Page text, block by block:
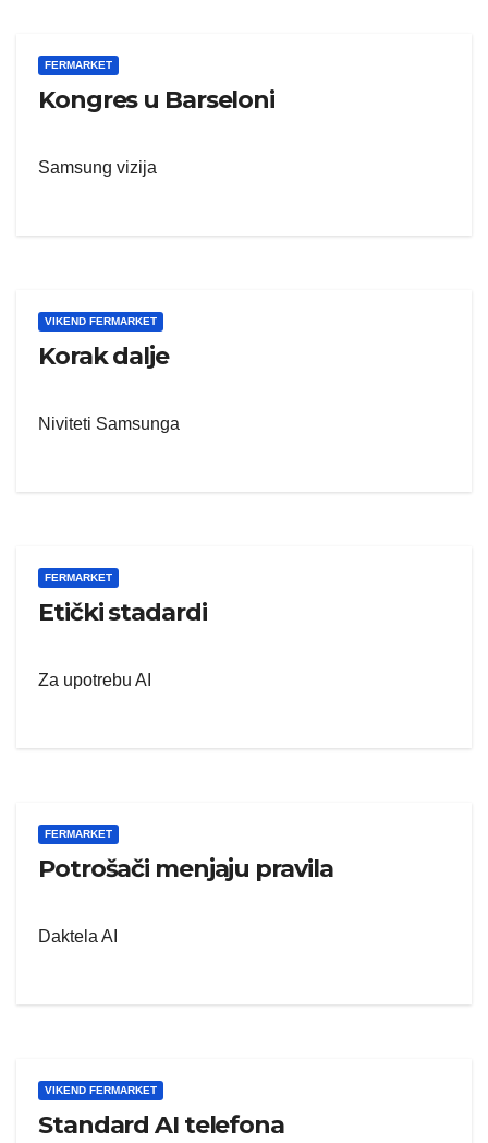
FERMARKET
Kongres u Barseloni
Samsung vizija
VIKEND FERMARKET
Korak dalje
Niviteti Samsunga
FERMARKET
Etički stadardi
Za upotrebu AI
FERMARKET
Potrošači menjaju pravila
Daktela AI
VIKEND FERMARKET
Standard AI telefona